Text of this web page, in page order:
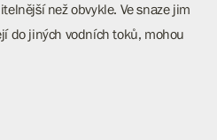
než obvykle. Ve snaze jim
do jiných vodních toků, mohou